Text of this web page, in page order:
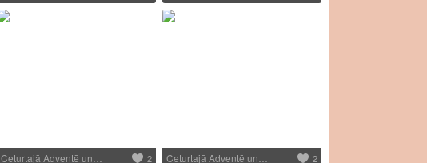
Ceturtajā Adventē un… 2 Ceturtajā Adventē un… 2